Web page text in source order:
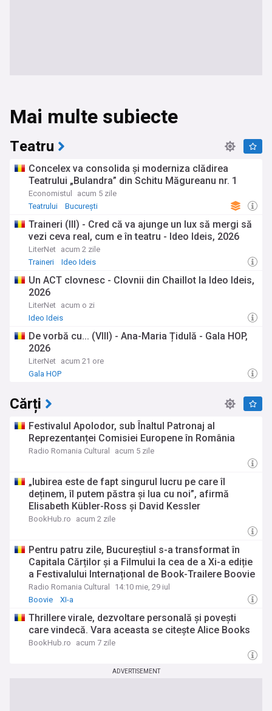
Mai multe subiecte
Teatru
Concelex va consolida și moderniza clădirea
Teatrului „Bulandra” din Schitu Măgureanu nr. 1
Economistul
acum 5 zile
Teatrului
București
Traineri (III) - Cred că va ajunge un lux să mergi să
vezi ceva real, cum e în teatru - Ideo Ideis, 2026
LiterNet acum 2 zile
Traineri
Ideo Ideis
Un ACT clovnesc - Clovnii din Chaillot la Ideo Ideis,
2026
LiterNet acum o zi
Ideo Ideis
De vorbă cu... (VIII) - Ana-Maria Țidulă - Gala HOP,
2026
LiterNet acum 21 ore
Gala HOP
Cărți
Festivalul Apolodor, sub Înaltul Patronaj al
Reprezentanței Comisiei Europene în România
Radio Romania Cultural acum 5 zile
„Iubirea este de fapt singurul lucru pe care îl
deținem, îl putem păstra și lua cu noi”, afirmă
Elisabeth Kübler-Ross și David Kessler
BookHub.ro acum 2 zile
Pentru patru zile, Bucureștiul s-a transformat în
Capitala Cărților și a Filmului la cea de a Xi-a ediție
a Festivalului Internațional de Book-Trailere Boovie
Radio Romania Cultural
14:10 mie, 29 iul
Boovie
XI-a
Thrillere virale, dezvoltare personală și povești
care vindecă. Vara aceasta se citește Alice Books
BookHub.ro acum 7 zile
ADVERTISEMENT